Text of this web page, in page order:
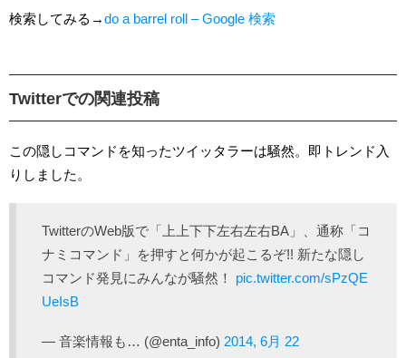
検索してみる→do a barrel roll – Google 検索
Twitterでの関連投稿
この隠しコマンドを知ったツイッタラーは騒然。即トレンド入
りしました。
TwitterのWeb版で「上上下下左右左右BA」、通称「コ
ナミコマンド」を押すと何かが起こるぞ!! 新たな隠し
コマンド発見にみんなが騒然！ pic.twitter.com/sPzQE
UeIsB
— 音楽情報も… (@enta_info) 2014, 6月 22